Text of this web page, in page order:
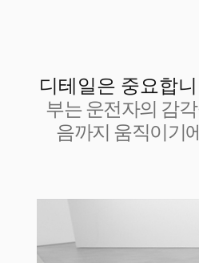
디테일은 중요합
부는 운전자의 감
음까지 움직이기